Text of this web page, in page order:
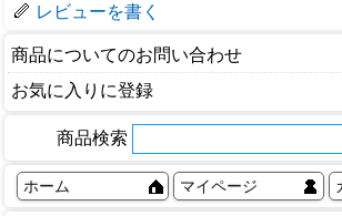
レビューを書く
商品についてのお問い合わせ
お気に入りに登録
商品検索
ホーム マイページ